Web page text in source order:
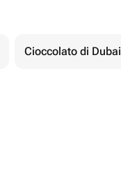
Cioccolato di Dubai